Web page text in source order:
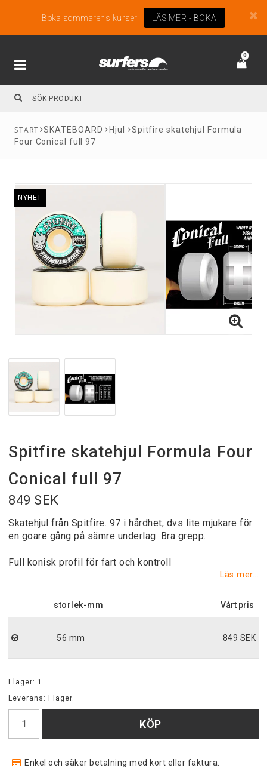
Boka sommarens kurser LÄS MER - BOKA
0
SKATEBOARD Hjul
Spitfire skatehjul Formula
Four Conical full 97
NYHET
Spitfire skatehjul Formula Four
Conical full 97
849 SEK
Skatehjul från Spitfire. 97 i hårdhet, dvs lite mjukare för
en goare gång på sämre underlag. Bra grepp.
Full konisk profil för fart och kontroll
Läs mer...
storlek-mm
56 mm 849 SEK
I lager: 1
Leverans:
I lager.
KÖP
Enkel och säker betalning med kort eller faktura.